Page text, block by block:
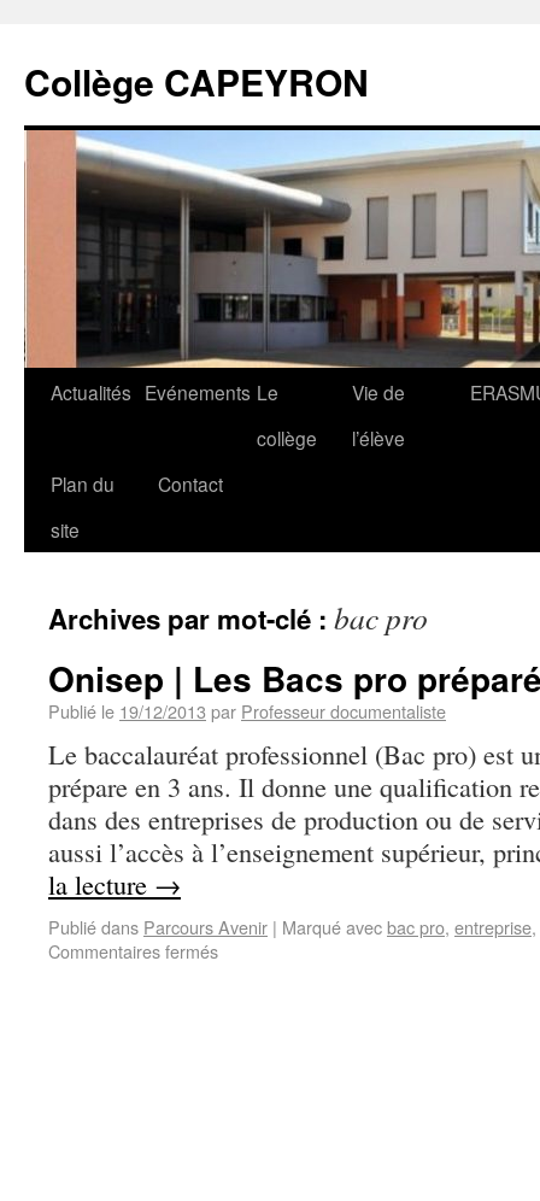
Collège CAPEYRON
Actualités Evénements Le
collège
Vie de
l’élève
Plan du
site
Contact
Archives par mot-clé : bac pro
Onisep | Les Bacs pro
Publié le 19/12/2013 par Professeur documentaliste
Le baccalauréat professionnel (Bac pro) est
prépare en 3 ans. Il donne une qualification
dans des entreprises de production ou de
aussi l’accès à l’enseignement supérieur,
la lecture →
Publié dans Parcours Avenir | Marqué avecbac pro, entreprise,
Commentaires fermés